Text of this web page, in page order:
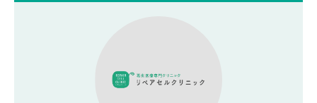
生活習慣の改善